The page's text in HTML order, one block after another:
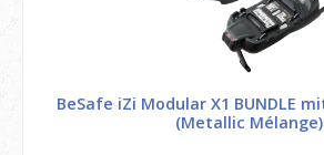
BeSafe iZi Modular X1 BUNDLE
(Metallic Mélange)